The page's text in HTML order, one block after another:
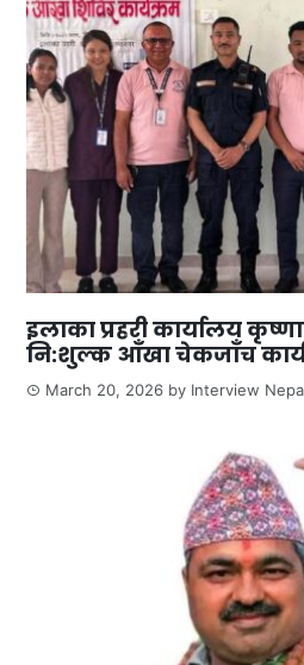
इलाका प्रहरी कार्यालय
नि:शुल्क आँखा चेकजाँच
March 20, 2026 by Interview